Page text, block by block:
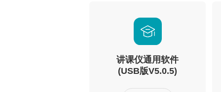
讲课仪通用软件
(USB版V5.0.5)